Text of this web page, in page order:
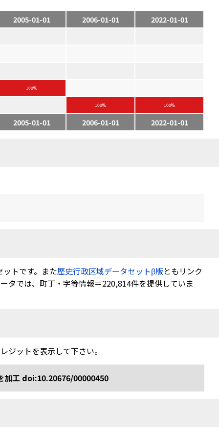
2005-01-01 2006-01-01 2022-01-01
100%
100% 100%
2005-01-01 2006-01-01 2022-01-01
トです。また歴史行政区域データセットβ版ともリンク
タでは、町丁・字等情報＝220,814件を提供していま
ジットを表示して下さい。
加工 doi:10.20676/00000450